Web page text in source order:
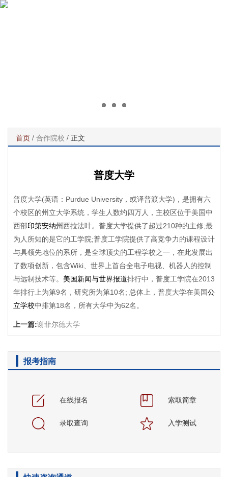
首页 / 合作院校 / 正文
普度大学
普度大学(英语：Purdue University，或译普渡大学)，是拥有六
个校区的州立大学系统，学生人数约四万人，主校区位于美国中
西部印第安纳州西拉法叶。普度大学提供了超过210种的主修;最
为人所知的是它的工学院;普度工学院提供了高竞争力的课程设计
与具领先地位的系所，是全球顶尖的工程学校之一，在此发展出
了数项创新，包含Wiki、世界上首台全电子电视、机器人的控制
与远制技术等。 美国新闻与世界报道排行中，普度工学院在2013
年排行上为第9名，研究所为第10名; 总体上，普度大学在美国公
立学校中排第18名，所有大学中为62名。
上一篇:谢菲尔德大学
报考指南
在线报名 索取简章
录取查询 入学测试